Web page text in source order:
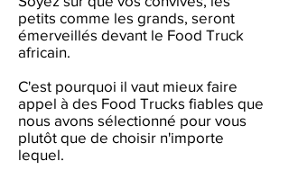
petits comme les grands, seront
émerveillés devant le Food Truck
africain.
C'est pourquoi il vaut mieux faire
appel à des Food Trucks fiables que
nous avons sélectionné pour vous
plutôt que de choisir n'importe
lequel.